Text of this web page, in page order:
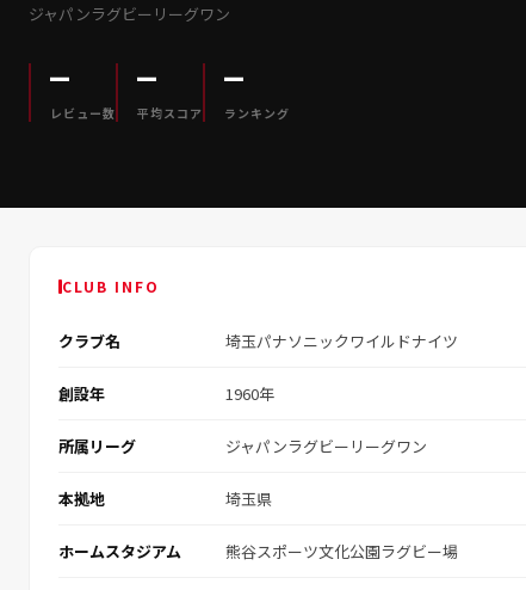
ジャパンラグビーリーグワン
—
レビュー数
—
平均スコア
—
ランキング
CLUB INFO
クラブ名 埼玉パナソニックワイルドナイツ
創設年 1960年
所属リーグ ジャパンラグビーリーグワン
本拠地 埼玉県
ホームスタジアム 熊谷スポーツ文化公園ラグビー場